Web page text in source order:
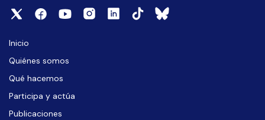
Inicio
Quiénes somos
Qué hacemos
Participa y actúa
Publicaciones